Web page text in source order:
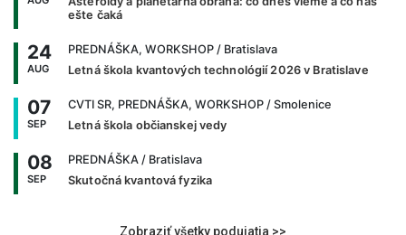
ešte čaká
24
AUG
PREDNÁŠKA, WORKSHOP / Bratislava
Letná škola kvantových technológií 2026 v Bratislave
07
SEP
CVTI SR, PREDNÁŠKA, WORKSHOP / Smolenice
Letná škola občianskej vedy
08
SEP
PREDNÁŠKA / Bratislava
Skutočná kvantová fyzika
Zobraziť všetky podujatia >>